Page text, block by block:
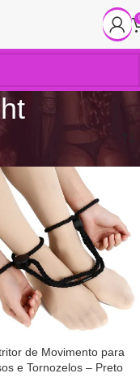
de Movimento para
e Tornozelos – Preto